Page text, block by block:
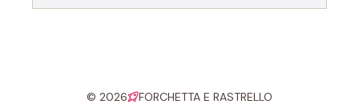
© 2026
FORCHETTA E RASTRELLO